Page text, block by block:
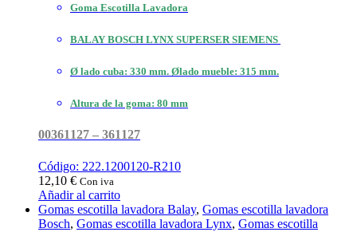
Goma Escotilla Lavadora
BALAY BOSCH LYNX SUPERSER SIEMENS
Ø lado cuba: 330 mm. Ølado mueble: 315 mm.
Altura de la goma: 80 mm
00361127 – 361127
Código: 222.1200120-R210
12,10 € Con iva
Añadir al carrito
Gomas escotilla lavadora Balay, Gomas escotilla lavadora
Bosch, Gomas escotilla lavadora Lynx, Gomas escotilla